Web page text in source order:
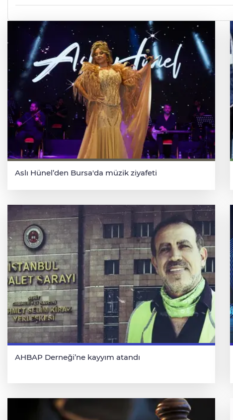
Aslı Hünel’den Bursa'da müzik ziyafeti
AHBAP Derneği’ne kayyım atandı